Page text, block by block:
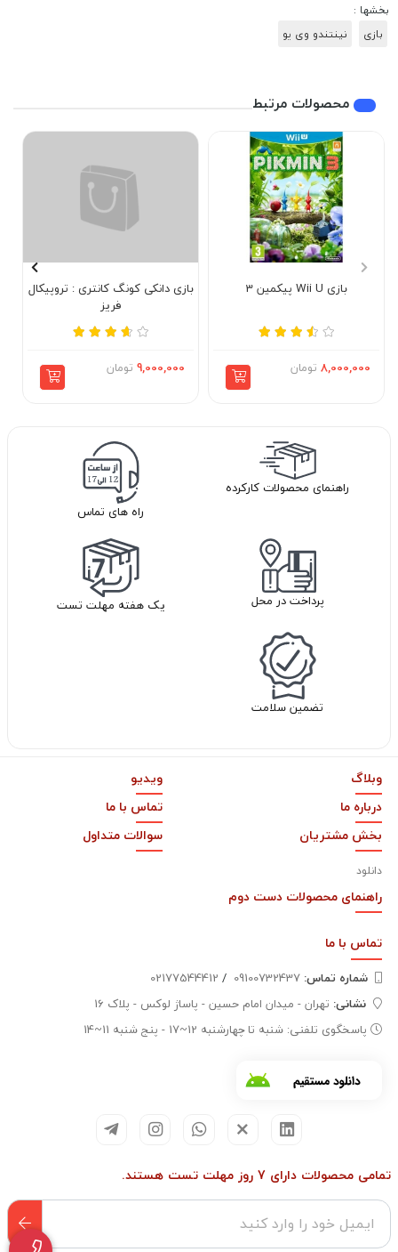
بخشها :
بازی
نینتندو وی یو
محصولات مرتبط
بازی Wii U پیکمین 3
8,000,000 تومان
بازی دانکی کونگ کانتری : تروپیکال
فریز
9,000,000 تومان
راهنمای محصولات کارکرده
راه های تماس
پرداخت در محل یک هفته مهلت تست
تضمین سلامت
وبلاگ
ویدیو
درباره ما
تماس با ما
بخش مشتریان
دانلود
سوالات متداول
راهنمای محصولات دست دوم
تماس با ما
شماره تماس‌: /
02177544412
نشانی: تهران - میدان امام حسین - پاساژ لوکس - پلاک 16
پاسخگوی تلفنی: شنبه تا چهارشنبه 12~17 - پنج شنبه 11~14
تمامی محصولات دارای 7 روز مهلت تست هستند.